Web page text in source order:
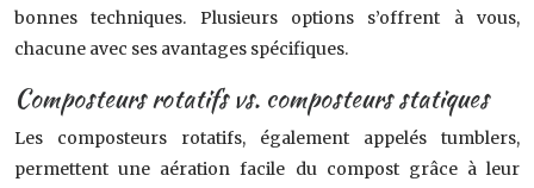
bonnes techniques. Plusieurs options s’offrent à vous,
chacune avec ses avantages spécifiques.
Composteurs rotatifs vs. composteurs statiques
Les composteurs rotatifs, également appelés tumblers,
permettent une aération facile du compost grâce à leur